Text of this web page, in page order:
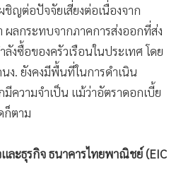
ชิญต่อปัจจัยเสี่ยงต่อเนื่องจาก
ผลกระทบจากภาคการส่งออกที่ส่ง
งซื้อของครัวเรือนในประเทศ โดย
ง. ยังคงมีพื้นที่ในการดำเนิน
มีความจำเป็น แม้ว่าอัตราดอกเบี้ย
ก็ตาม
ละธุรกิจ ธนาคารไทยพาณิชย์ (EIC